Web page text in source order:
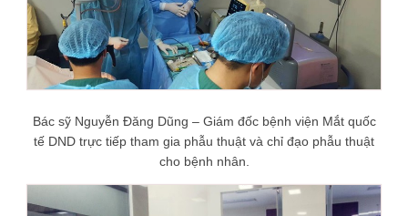
Bác sỹ Nguyễn Đăng Dũng – Giám đốc bệnh viện Mắt quốc
tế DND trực tiếp tham gia phẫu thuật và chỉ đạo phẫu thuật
cho bệnh nhân.